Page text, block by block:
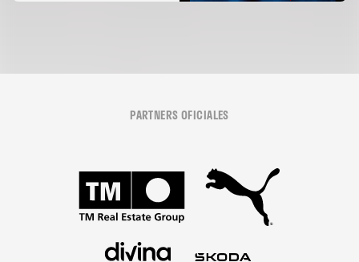
PARTNERS OFICIALES